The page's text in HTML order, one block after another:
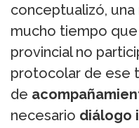
conceptualizó,
mucho tiempo
provincial no
protocolar de ese
de
necesario diálogo